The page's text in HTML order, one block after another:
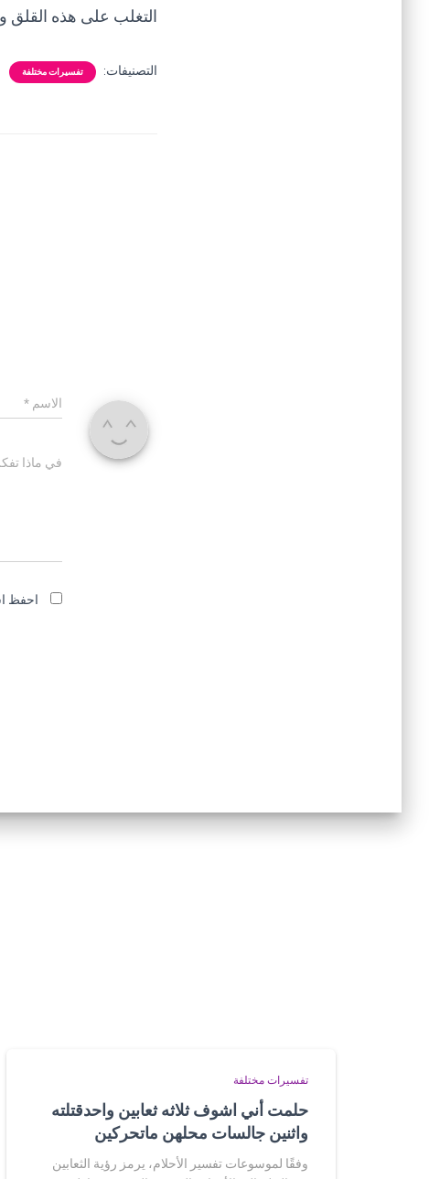
التغلب على هذه القلق
التصنيفات: تفسيرات مختلفة
الاسم *
في ماذا
احفظ
تفسيرات مختلفة
حلمت أني اشوف ثلاثه ثعابين واحدقتلته
واثنين جالسات محلهن ماتحركين
وفقًا لموسوعات تفسير الأحلام، يرمز رؤية الثعابين